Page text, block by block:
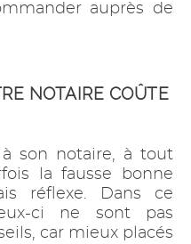
auprès de
NOTAIRE COÛTE
son notaire, à tout
la fausse bonne
réflexe. Dans ce
ci ne sont pas
car mieux placés